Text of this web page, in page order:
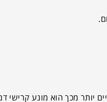
יותר מכך הוא מונע קרישי